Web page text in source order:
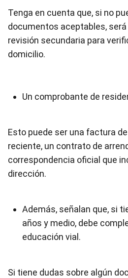
Tenga en cuenta que, si no
documentos aceptables,
revisión secundaria para
domicilio.
Un comprobante de
Esto puede ser una factura
reciente, un contrato de
correspondencia oficial que
dirección.
Además, señalan que, si
años y medio, debe
educación vial.
Si tiene dudas sobre algún